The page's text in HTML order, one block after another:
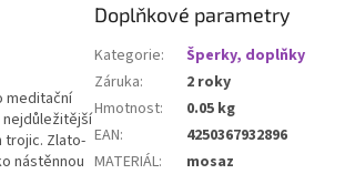
meditační
nejdůležitější
trojic. Zlato-
nástěnnou
Doplňkové parametry
Kategorie:
Šperky, doplňky
Záruka:
2 roky
Hmotnost:
0.05 kg
EAN:
4250367932896
MATERIÁL:
mosaz